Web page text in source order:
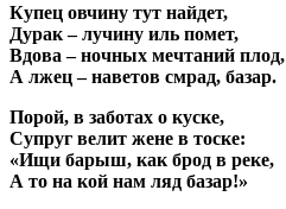
Купец овчину тут найдет,
Дурак – лучину иль помет,
Вдова – ночных мечтаний плод,
А лжец – наветов смрад, базар.
Порой, в заботах о куске,
Супруг велит жене в тоске:
«Ищи барыш, как брод в реке,
А то на кой нам ляд базар!»